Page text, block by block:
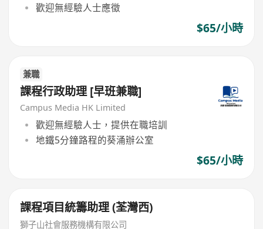
歡迎無經驗人士應徵
$65/小時
兼職
課程行政助理 [早班兼職]
Campus Media HK Limited
歡迎無經驗人士，提供在職培訓
地鐵5分鐘路程的葵涌辦公室
$65/小時
課程項目統籌助理 (荃灣西)
獅子山社會服務機構有限公司